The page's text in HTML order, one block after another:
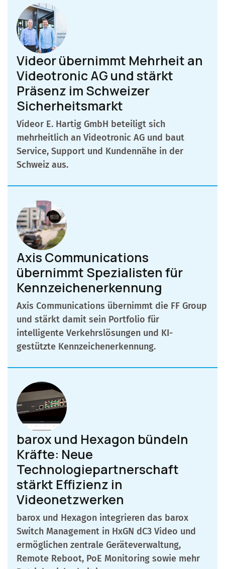
Videor übernimmt Mehrheit an
Videotronic AG und stärkt
Präsenz im Schweizer
Sicherheitsmarkt
Videor E. Hartig GmbH beteiligt sich
mehrheitlich an Videotronic AG und baut
Service, Support und Kundennähe in der
Schweiz aus.
Axis Communications
übernimmt Spezialisten für
Kennzeichenerkennung
Axis Communications übernimmt die FF Group
und stärkt damit sein Portfolio für
intelligente Verkehrslösungen und KI-
gestützte Kennzeichenerkennung.
barox und Hexagon bündeln
Kräfte: Neue
Technologiepartnerschaft
stärkt Effizienz in
Videonetzwerken
barox und Hexagon integrieren das barox
Switch Management in HxGN dC3 Video und
ermöglichen zentrale Geräteverwaltung,
Remote Reboot, PoE Monitoring sowie mehr